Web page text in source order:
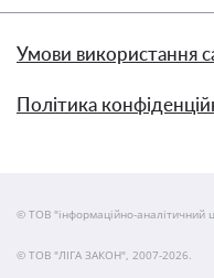
Умови використання
Політика
© ТОВ "інформаційно-аналітичний
© ТОВ "ЛІГА ЗАКОН", 2007-2026.